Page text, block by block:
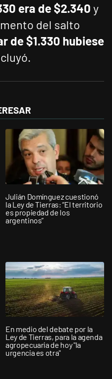
era de $2.340 y
del salto
de $1.330 hubiese
Julián Domínguez cuestionó
la Ley de Tierras: “El territorio
es propiedad de los
argentinos”
En medio del debate por la
Ley de Tierras, para la agenda
agropecuaria de hoy "la
urgencia es otra"